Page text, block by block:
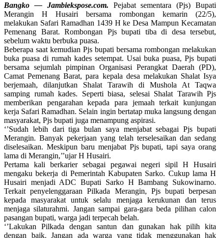
Bangko — Jambiekspose.com. Pejabat sementara (Pjs) Bupati
Merangin H Husairi bersama rombongan kemarin (22/5),
melakukan Safari Ramadhan 1439 H ke Desa Mampun Kecamatan
Pemenang Barat. Rombongan Pjs bupati tiba di desa tersebut,
sebelum waktu berbuka puasa.
Beberapa saat kemudian Pjs bupati bersama rombongan melakukan
buka puasa di rumah kades setempat. Usai buka puasa, Pjs bupati
bersama sejumlah pimpinan Organisasi Perangkat Daerah (PD),
Camat Pemenang Barat, para kepala desa melakukan Shalat Isya
berjemaah, dilanjutkan Shalat Tarawih di Mushola At Taqwa
samping rumah kades. Seperti biasa, selesai Shalat Tarawih Pjs
memberikan pengarahan kepada para jemaah terkait kunjungan
kerja Safari Ramadhan. Selain ingin bertatap muka langsung dengan
masyarakat, Pjs bupati juga menampung aspirasi.
‘’Sudah lebih dari tiga bulan saya menjabat sebagai Pjs bupati
Merangin. Banyak pekerjaan yang telah terselesaikan dan sedang
diselesaikan. Meskipun baru menjabat Pjs bupati, tapi saya orang
lama di Merangin,’’ujar H Husairi.
Pertama kali berkarier sebagai pegawai negeri sipil H Husairi
mengaku bekerja di Pemerintah Kabupaten Sarko. Cukup lama H
Husairi menjadi ADC Bupati Sarko H Bambang Sukowinarno.
Terkait penyelenggaraan Pilkada Merangin, Pjs bupati berpesan
kepada masyarakat untuk selalu menjaga kerukunan dan terus
menjaga silaturahmi. Jangan sampai gara-gara beda pilihan calon
pasangan bupati, warga jadi terpecah belah.
‘’Lakukan Pilkada dengan santun dan gunakan hak pilih kita
dengan baik. Jangan ada warga yang tidak menggunakan hak